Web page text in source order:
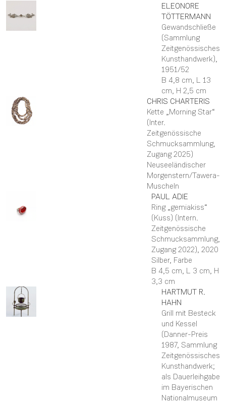
ELEONORE
TÖTTERMANN
Gewandschließe
(Sammlung
Zeitgenössisches
Kunsthandwerk),
1951/52
B 4,8 cm, L 13
cm, H 2,5 cm
CHRIS CHARTERIS
Kette „Morning Star“
(Inter.
Zeitgenössische
Schmucksammlung,
Zugang 2025)
Neuseeländischer
Morgenstern/Tawera-
Muscheln
PAUL ADIE
Ring „gemiakiss“
(Kuss) (Intern.
Zeitgenössische
Schmucksammlung,
Zugang 2022), 2020
Silber, Farbe
B 4,5 cm, L 3 cm, H
3,3 cm
HARTMUT R.
HAHN
Grill mit Besteck
und Kessel
(Danner-Preis
1987, Sammlung
Zeitgenössisches
Kunsthandwerk;
als Dauerleihgabe
im Bayerischen
Nationalmuseum